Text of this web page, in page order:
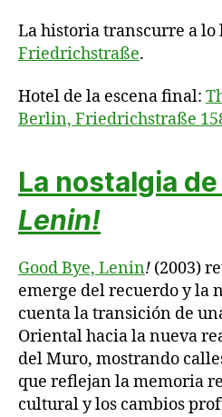
La historia transcurre a lo
Friedrichstraße.
Hotel de la escena final:
Berlin, Friedrichstraße
La nostalgia de
Lenin!
Good Bye, Lenin! (2003)
emerge del recuerdo y la
cuenta la transición de
Oriental hacia la nueva
del Muro, mostrando
que reflejan la memoria
cultural y los cambios